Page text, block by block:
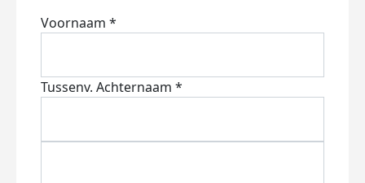
Voornaam *
Tussenv. Achternaam *